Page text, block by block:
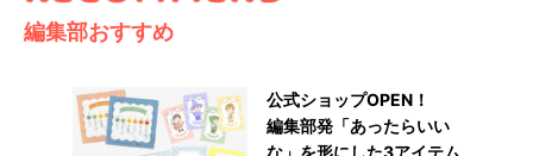
編集部おすすめ
公式ショップOPEN！
編集部発「あったらいい